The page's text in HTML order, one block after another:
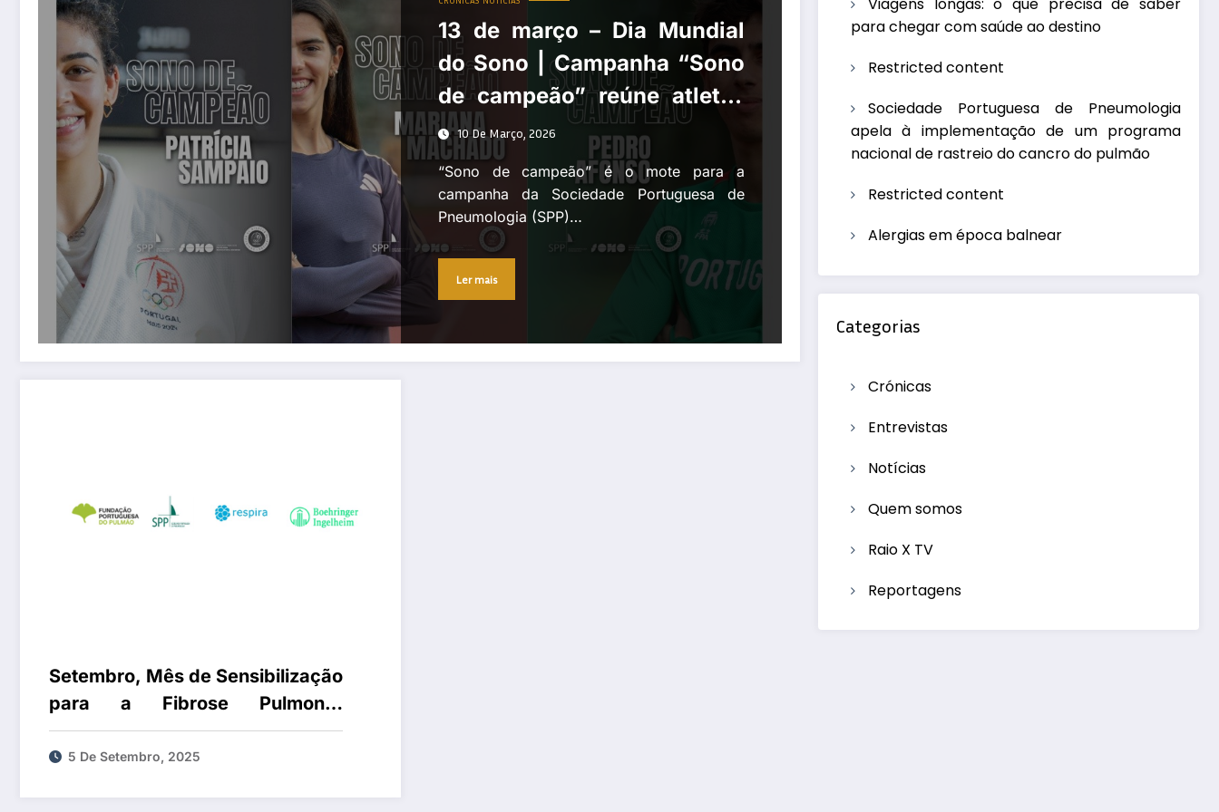
13 de março – Dia Mundial
do Sono | Campanha “Sono
de campeão” reúne atletas
portugueses para promover
a saúde do sono
10 De Março, 2026
“Sono de campeão” é o mote para a
campanha da Sociedade Portuguesa de
Pneumologia (SPP)…
Ler mais
Setembro, Mês de Sensibilização
para a Fibrose Pulmonar
| Campanha alerta para os
sintomas da fibrose pulmonar,
5 De Setembro, 2025
Viagens longas: o que precisa de saber
para chegar com saúde ao destino
Restricted content
Sociedade Portuguesa de Pneumologia
apela à implementação de um programa
nacional de rastreio do cancro do pulmão
Restricted content
Alergias em época balnear
Categorias
Crónicas
Entrevistas
Notícias
Quem somos
Raio X TV
Reportagens